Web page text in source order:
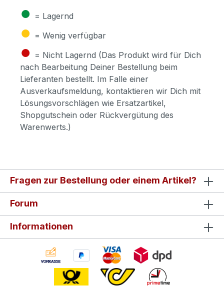
● = Lagernd
● = Wenig verfügbar
● = Nicht Lagernd (Das Produkt wird für Dich
nach Bearbeitung Deiner Bestellung beim
Lieferanten bestellt. Im Falle einer
Ausverkaufsmeldung, kontaktieren wir Dich mit
Lösungsvorschlägen wie Ersatzartikel,
Shopgutschein oder Rückvergütung des
Warenwerts.)
Fragen zur Bestellung oder einem Artikel?
Forum
Informationen